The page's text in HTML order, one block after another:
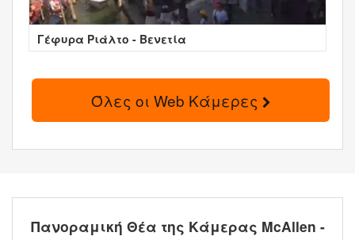
Γέφυρα Ριάλτο - Βενετία
Όλες οι Web Κάμερες
Πανοραμική Θέα της Κάμερας McAllen -